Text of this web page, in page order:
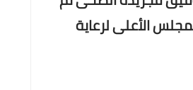
عضواً في المجلس الأعلى لرعاية